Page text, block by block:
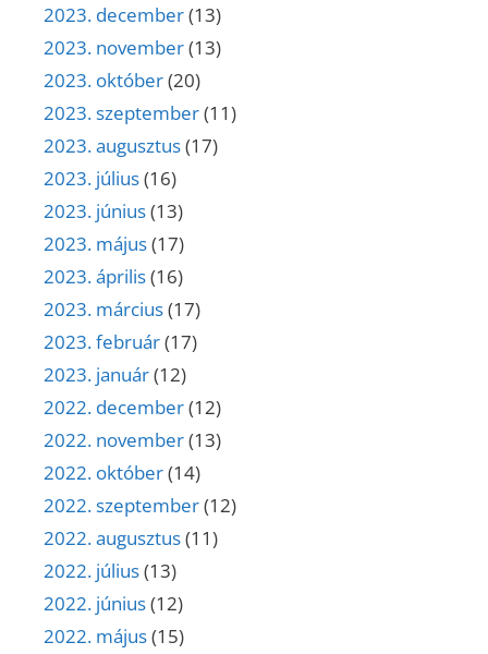
2023. december(13)
2023. november(13)
2023. október(20)
2023. szeptember(11)
2023. augusztus(17)
2023. július(16)
2023. június(13)
2023. május(17)
2023. április(16)
2023. március(17)
2023. február(17)
2023. január(12)
2022. december(12)
2022. november(13)
2022. október(14)
2022. szeptember(12)
2022. augusztus(11)
2022. július(13)
2022. június(12)
2022. május(15)